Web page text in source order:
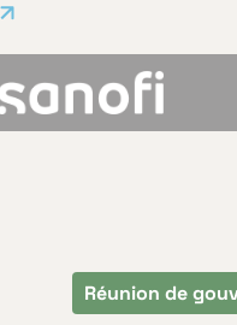
Réunion de